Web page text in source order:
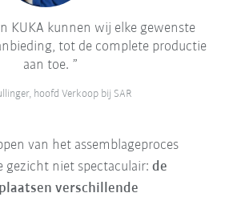
KUKA kunnen wij elke gewenste
tot de complete productie
aan toe.
hoofd Verkoop bij SAR
van het assemblageproces
gezicht niet spectaculair:de
verschillende